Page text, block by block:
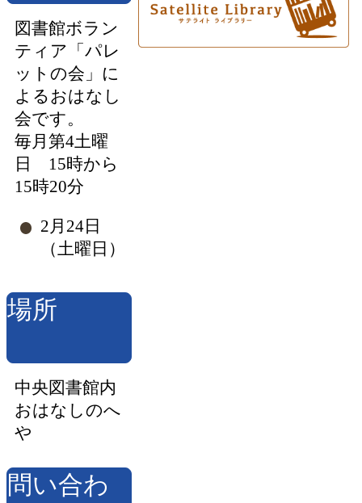
図書館ボラン
ティア「パレ
ットの会」に
よるおはなし
会です。
毎月第4土曜
日 15時から
15時20分
2月24日
（土曜日）
場所
中央図書館内
おはなしのへ
や
問い合わ